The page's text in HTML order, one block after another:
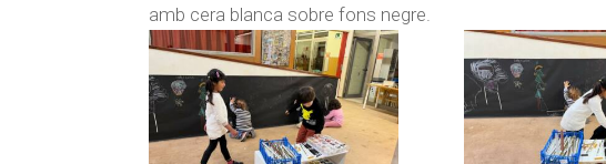
amb cera blanca sobre fons negre.